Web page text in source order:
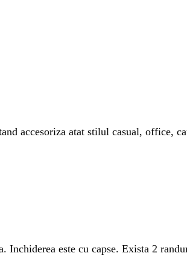
accesoriza atat stilul casual, office,
este cu capse. Exista 2